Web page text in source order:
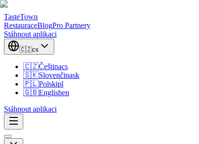
TasteTown
RestauraceBlogPro Partnery
Stáhnout aplikaci
🇨🇿cs
🇨🇿Češtinacs
🇸🇰Slovenčinask
🇵🇱Polskipl
🇬🇧Englishen
Stáhnout aplikaci